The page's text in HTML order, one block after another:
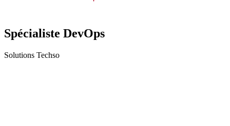
Spécialiste DevOps
Solutions Techso